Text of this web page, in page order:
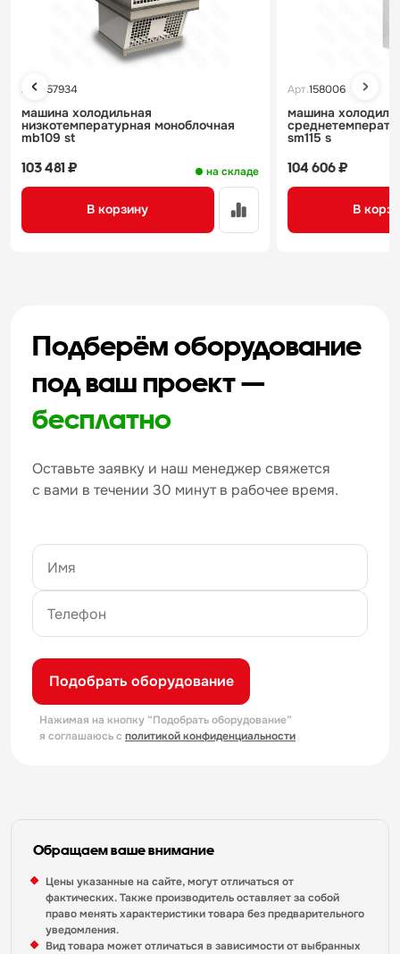
Арт. 157934
машина холодильная
низкотемпературная моноблочная
mb109 st
на складе
103 481 ₽
В корзину
Арт.158006
машина
sm115 s
104 606 ₽
В
Подберём оборудование
под ваш проект —
бесплатно
Оставьте заявку и наш менеджер свяжется
с вами в течении 30 минут в рабочее время.
Подобрать оборудование
Нажимая на кнопку “Подобрать оборудование”
я соглашаюсь с политикой конфиденциальности
Обращаем ваше внимание
Цены указанные на сайте, могут отличаться от
фактических. Также производитель оставляет за собой
право менять характеристики товара без предварительного
уведомления.
Вид товара может отличаться в зависимости от выбранных